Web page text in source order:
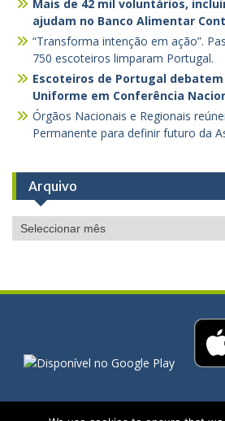
Mais de 42 mil voluntários,
ajudam no Banco Alimentar
“Transforma intenção em ação”.
750 escoteiros limparam Portugal.
Escoteiros de Portugal
Uniforme em Conferência
Órgãos Nacionais e Regionais
Permanente para definir futuro da
Arquivo
Arquivo